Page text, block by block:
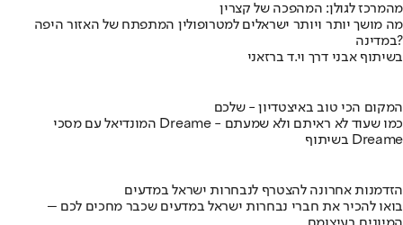
מהמרכז לגולן: המהפכה של קצרין
מה מושך יותר ויותר ישראלים למטרופולין המתפתח של האזור היפה
במדינה?
בשיתוף אבני דרך וי.ד ברזאני
המקום הכי טוב באיצטדיון - שלכם
המונדיאל עם מסכי Dreame - כמו שעוד לא ראיתם ולא שמעתם
בשיתוף Dreame
הזדמנות אחרונה להצטרף לנבחרות ישראל במדעים
בואו להכיר את חברי נבחרות ישראל במדעים שכבר מחכים לכם –